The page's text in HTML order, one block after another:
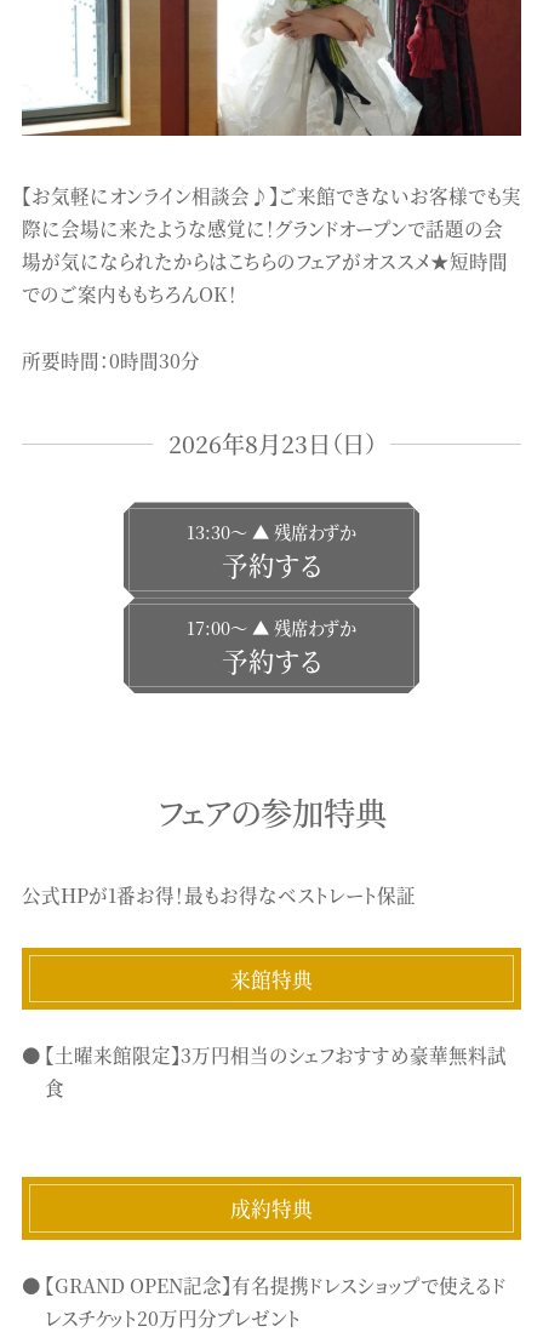
【お気軽にオンライン相談会♪】ご来館できないお客様でも実
際に会場に来たような感覚に！グランドオープンで話題の会
場が気になられたからはこちらのフェアがオススメ★短時間
でのご案内ももちろんOK！
所要時間：0時間30分
2026年8月23日（日）
13:30〜 ▲ 残席わずか
予約する
17:00〜 ▲ 残席わずか
予約する
フェアの参加特典
公式HPが1番お得！最もお得なベストレート保証
来館特典
【土曜来館限定】3万円相当のシェフおすすめ豪華無料試
食
成約特典
【GRAND OPEN記念】有名提携ドレスショップで使えるド
レスチケット20万円分プレゼント